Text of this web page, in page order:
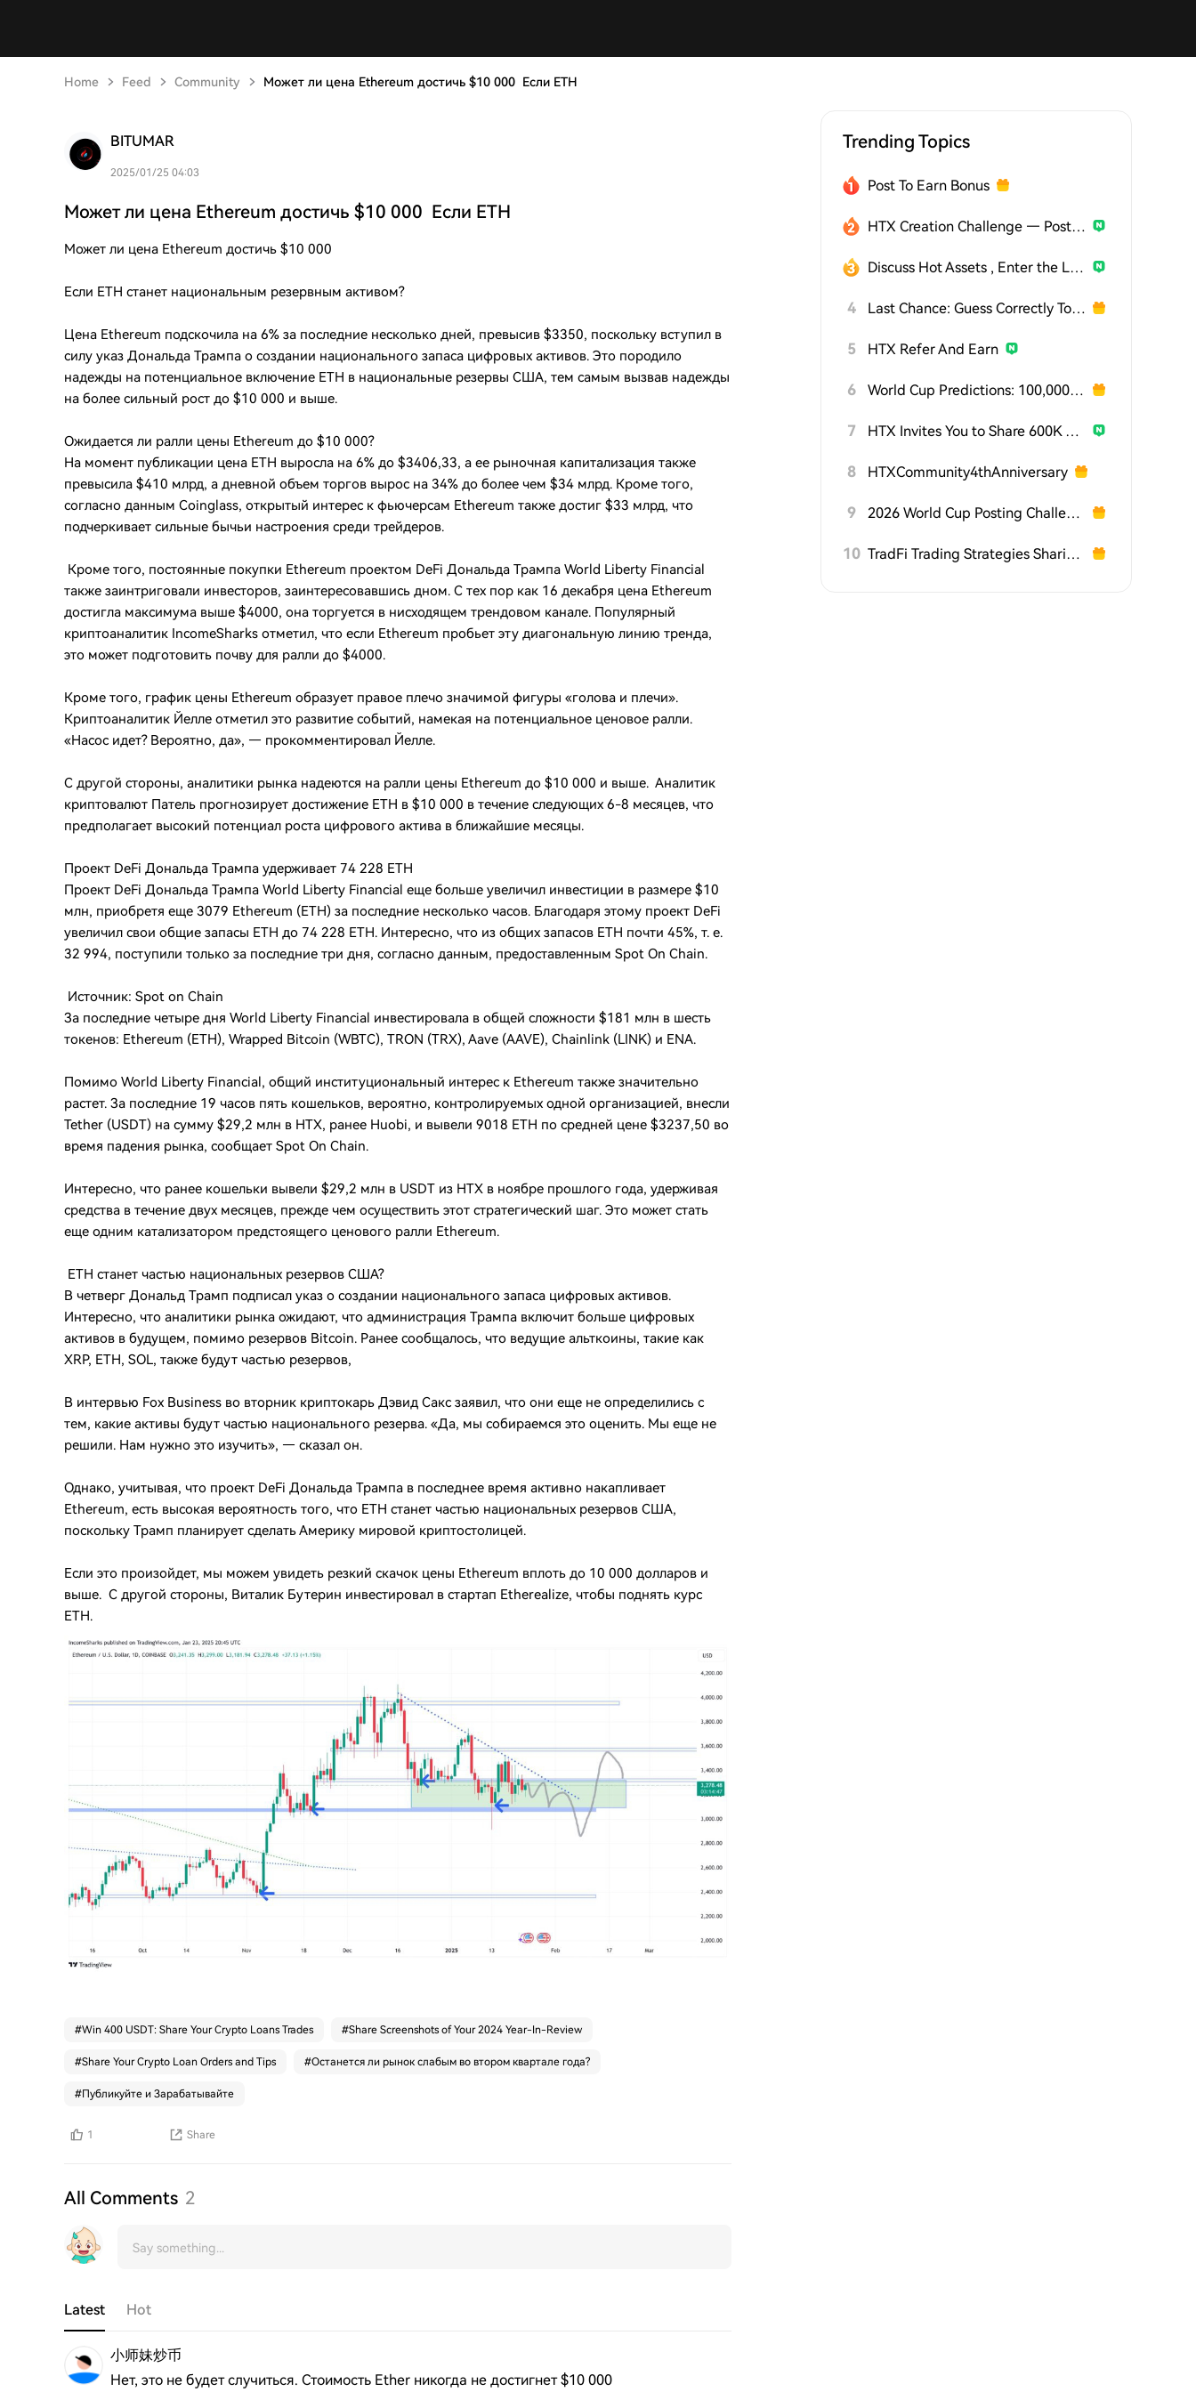
Home Feed Community Может ли цена Ethereum достичь $10 000 Если ETH
BITUMAR
2025/01/25 04:03
Может ли цена Ethereum достичь $10 000 Если ETH
Может ли цена Ethereum достичь $10 000
Если ETH станет национальным резервным активом?
Цена Ethereum подскочила на 6% за последние несколько дней, превысив $3350, поскольку вступил в
силу указ Дональда Трампа о создании национального запаса цифровых активов. Это породило
надежды на потенциальное включение ETH в национальные резервы США, тем самым вызвав надежды
на более сильный рост до $10 000 и выше.
Ожидается ли ралли цены Ethereum до $10 000?
На момент публикации цена ETH выросла на 6% до $3406,33, а ее рыночная капитализация также
превысила $410 млрд, а дневной объем торгов вырос на 34% до более чем $34 млрд. Кроме того,
согласно данным Coinglass, открытый интерес к фьючерсам Ethereum также достиг $33 млрд, что
подчеркивает сильные бычьи настроения среди трейдеров.
Кроме того, постоянные покупки Ethereum проектом DeFi Дональда Трампа World Liberty Financial
также заинтриговали инвесторов, заинтересовавшись дном. С тех пор как 16 декабря цена Ethereum
достигла максимума выше $4000, она торгуется в нисходящем трендовом канале. Популярный
криптоаналитик IncomeSharks отметил, что если Ethereum пробьет эту диагональную линию тренда,
это может подготовить почву для ралли до $4000.
Кроме того, график цены Ethereum образует правое плечо значимой фигуры «голова и плечи».
Криптоаналитик Йелле отметил это развитие событий, намекая на потенциальное ценовое ралли.
«Насос идет? Вероятно, да», — прокомментировал Йелле.
С другой стороны, аналитики рынка надеются на ралли цены Ethereum до $10 000 и выше. Аналитик
криптовалют Патель прогнозирует достижение ETH в $10 000 в течение следующих 6-8 месяцев, что
предполагает высокий потенциал роста цифрового актива в ближайшие месяцы.
Проект DeFi Дональда Трампа удерживает 74 228 ETH
Проект DeFi Дональда Трампа World Liberty Financial еще больше увеличил инвестиции в размере $10
млн, приобретя еще 3079 Ethereum (ETH) за последние несколько часов. Благодаря этому проект DeFi
увеличил свои общие запасы ETH до 74 228 ETH. Интересно, что из общих запасов ETH почти 45%, т. е.
32 994, поступили только за последние три дня, согласно данным, предоставленным Spot On Chain.
Источник: Spot on Chain
За последние четыре дня World Liberty Financial инвестировала в общей сложности $181 млн в шесть
токенов: Ethereum (ETH), Wrapped Bitcoin (WBTC), TRON (TRX), Aave (AAVE), Chainlink (LINK) и ENA.
Помимо World Liberty Financial, общий институциональный интерес к Ethereum также значительно
растет. За последние 19 часов пять кошельков, вероятно, контролируемых одной организацией, внесли
Tether (USDT) на сумму $29,2 млн в HTX, ранее Huobi, и вывели 9018 ETH по средней цене $3237,50 во
время падения рынка, сообщает Spot On Chain.
Интересно, что ранее кошельки вывели $29,2 млн в USDT из HTX в ноябре прошлого года, удерживая
средства в течение двух месяцев, прежде чем осуществить этот стратегический шаг. Это может стать
еще одним катализатором предстоящего ценового ралли Ethereum.
ETH станет частью национальных резервов США?
В четверг Дональд Трамп подписал указ о создании национального запаса цифровых активов.
Интересно, что аналитики рынка ожидают, что администрация Трампа включит больше цифровых
активов в будущем, помимо резервов Bitcoin. Ранее сообщалось, что ведущие альткоины, такие как
XRP, ETH, SOL, также будут частью резервов,
В интервью Fox Business во вторник криптокарь Дэвид Сакс заявил, что они еще не определились с
тем, какие активы будут частью национального резерва. «Да, мы собираемся это оценить. Мы еще не
решили. Нам нужно это изучить», — сказал он.
Однако, учитывая, что проект DeFi Дональда Трампа в последнее время активно накапливает
Ethereum, есть высокая вероятность того, что ETH станет частью национальных резервов США,
поскольку Трамп планирует сделать Америку мировой криптостолицей.
Если это произойдет, мы можем увидеть резкий скачок цены Ethereum вплоть до 10 000 долларов и
выше. С другой стороны, Виталик Бутерин инвестировал в стартап Etherealize, чтобы поднять курс
ETH.
#Win 400 USDT: Share Your Crypto Loans Trades #Share Screenshots of Your 2024 Year-In-Review
#Share Your Crypto Loan Orders and Tips #Останется ли рынок слабым во втором квартале года?
#Публикуйте и Зарабатывайте
1 Share
All Comments 2
Latest Hot
小师妹炒币
Нет, это не будет случиться. Стоимость Ether никогда не достигнет $10 000
Trending Topics
Post To Earn Bonus
HTX Creation Challenge — Post and Win 1,500U
Discuss Hot Assets , Enter the Lucky Draw
4 Last Chance: Guess Correctly Today and Win More
5 HTX Refer And Earn
6 World Cup Predictions: 100,000 USDT Daily
7 HTX Invites You to Share 600K USDT in Gift Packs
8 HTXCommunity4thAnniversary
9 2026 World Cup Posting Challenge on HTX Square
10 TradFi Trading Strategies Sharing Challenge